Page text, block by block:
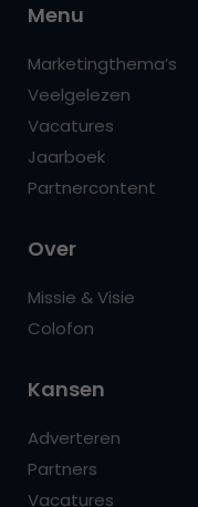
Menu
Marketingthema’s
Veelgelezen
Vacatures
Jaarboek
Partnercontent
Over
Missie & Visie
Colofon
Kansen
Adverteren
Partners
Vacatures